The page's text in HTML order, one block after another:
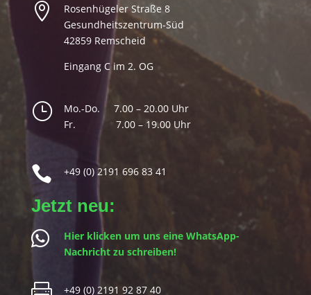

Rosenhügeler Straße 8
Gesundheitszentrum-Süd
42859 Remscheid
Eingang C im 2. OG
}
Mo.-Do. 7.00 – 20.00 Uhr
Fr.
⠀ 7.00 – 19.00 Uhr
 +49 (0) 2191 696 83 41
Jetzt neu:

Hier klicken um uns eine WhatsApp-
Nachricht zu schreiben!
+49 (0) 2191 92 87 40